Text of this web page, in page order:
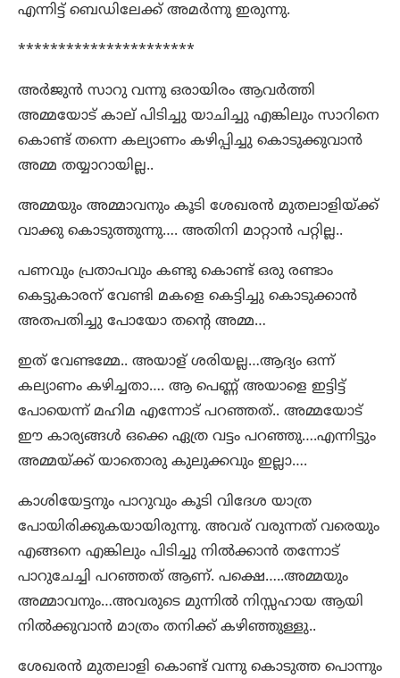
എന്നിട്ട് ബെഡിലേക്ക് അമർന്നു ഇരുന്നു.
**********************
അർജുൻ സാറു വന്നു ഒരായിരം ആവർത്തി
അമ്മയോട് കാല് പിടിച്ചു യാചിച്ചു എങ്കിലും സാറിനെ
കൊണ്ട് തന്നെ കല്യാണം കഴിപ്പിച്ചു കൊടുക്കുവാൻ
അമ്മ തയ്യാറായില്ല..
അമ്മയും അമ്മാവനും കൂടി ശേഖരൻ മുതലാളിയ്ക്ക്
വാക്കു കൊടുത്തുന്നു…. അതിനി മാറ്റാൻ പറ്റില്ല..
പണവും പ്രതാപവും കണ്ടു കൊണ്ട് ഒരു രണ്ടാം
കെട്ടുകാരന് വേണ്ടി മകളെ കെട്ടിച്ചു കൊടുക്കാൻ
അതപതിച്ചു പോയോ തന്റെ അമ്മ…
ഇത് വേണ്ടമ്മേ.. അയാള് ശരിയല്ല…ആദ്യം ഒന്ന്
കല്യാണം കഴിച്ചതാ…. ആ പെണ്ണ് അയാളെ ഇട്ടിട്ട്
പോയെന്ന് മഹിമ എന്നോട് പറഞ്ഞത്.. അമ്മയോട്
ഈ കാര്യങ്ങൾ ഒക്കെ ഏത്ര വട്ടം പറഞ്ഞു….എന്നിട്ടും
അമ്മയ്ക്ക് യാതൊരു കുലുക്കവും ഇല്ലാ….
കാശിയേട്ടനും പാറുവും കൂടി വിദേശ യാത്ര
പോയിരിക്കുകയായിരുന്നു. അവര് വരുന്നത് വരെയും
എങ്ങനെ എങ്കിലും പിടിച്ചു നിൽക്കാൻ തന്നോട്
പാറുചേച്ചി പറഞ്ഞത് ആണ്. പക്ഷെ…..അമ്മയും
അമ്മാവനും…അവരുടെ മുന്നിൽ നിസ്സഹായ ആയി
നിൽക്കുവാൻ മാത്രം തനിക്ക് കഴിഞ്ഞുള്ളു..
ശേഖരൻ മുതലാളി കൊണ്ട് വന്നു കൊടുത്ത പൊന്നും